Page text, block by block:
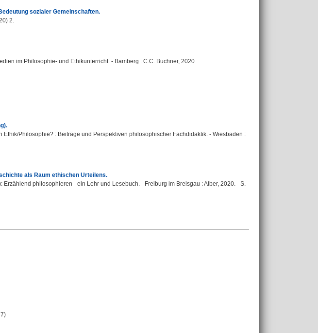
sozialer Gemeinschaften.
2.
im Philosophie- und Ethikunterricht. - Bamberg : C.C. Buchner, 2020
Ethik/Philosophie? : Beiträge und Perspektiven philosophischer Fachdidaktik. - Wiesbaden :
als Raum ethischen Urteilens.
Erzählend philosophieren - ein Lehr und Lesebuch. - Freiburg im Breisgau : Alber, 2020. - S.